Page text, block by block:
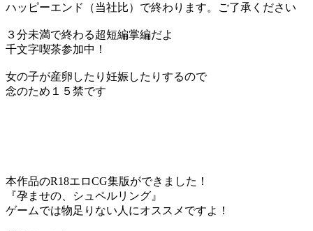
ハッピーエンド（当社比）で終わります。ご了承ください
３分未満で終わる超短編掌編だよ
千文字喫茶参加中！
女の子が産卵したり妊娠したりするので
念のため１５禁です
本作品のR18エロCG集版ができました！
『孕ませの、シュペルリング』
ゲームでは物足りない人にオススメですよ！